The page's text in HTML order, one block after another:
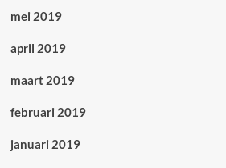
mei 2019
april 2019
maart 2019
februari 2019
januari 2019